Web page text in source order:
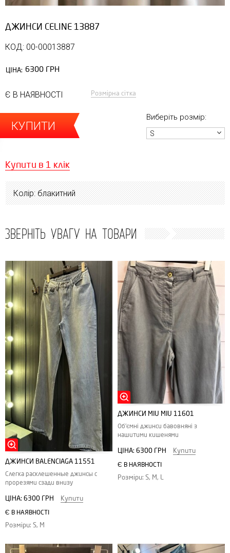
ДЖИНСИ CELINE 13887
КОД: 00-00013887
ЦІНА: 6300 ГРН
Є В НАЯВНОСТІ Розмірна сітка
КУПИТИ
Виберіть розмір:
S
Купити в 1 клік
Колір: блакитний
ЗВЕРНІТЬ УВАГУ НА ТОВАРИ
ДЖИНСИ BALENCIAGA 11551
Слегка расклешенные джинсы с
прорезями сзади внизу
ЦІНА: 6300 ГРН Купити
Є В НАЯВНОСТІ
Розміри: S, M
ДЖИНСИ MIU MIU 11601
Об'ємні джинси бавовняні з
нашитими кишенями
ЦІНА: 6300 ГРН Купити
Є В НАЯВНОСТІ
Розміри: S, M, L